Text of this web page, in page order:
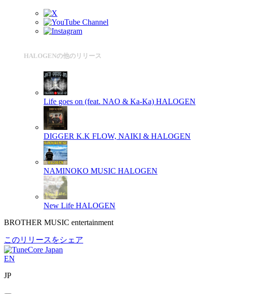
HALOGENの他のリリース
Life goes on (feat. NAO & Ka-Ka) HALOGEN
DIGGER K.K FLOW, NAIKI & HALOGEN
NAMINOKO MUSIC HALOGEN
New Life HALOGEN
BROTHER MUSIC entertainment
このリリースをシェア
EN
JP